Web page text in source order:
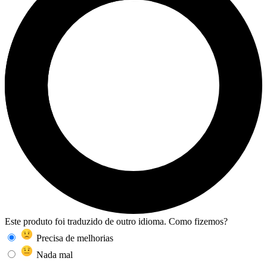
Este produto foi traduzido de outro idioma. Como fizemos?
Precisa de melhorias
Nada mal